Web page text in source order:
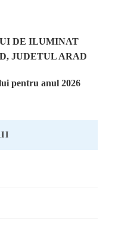
DE ILUMINAT
JUDETUL ARAD
pentru anul 2026